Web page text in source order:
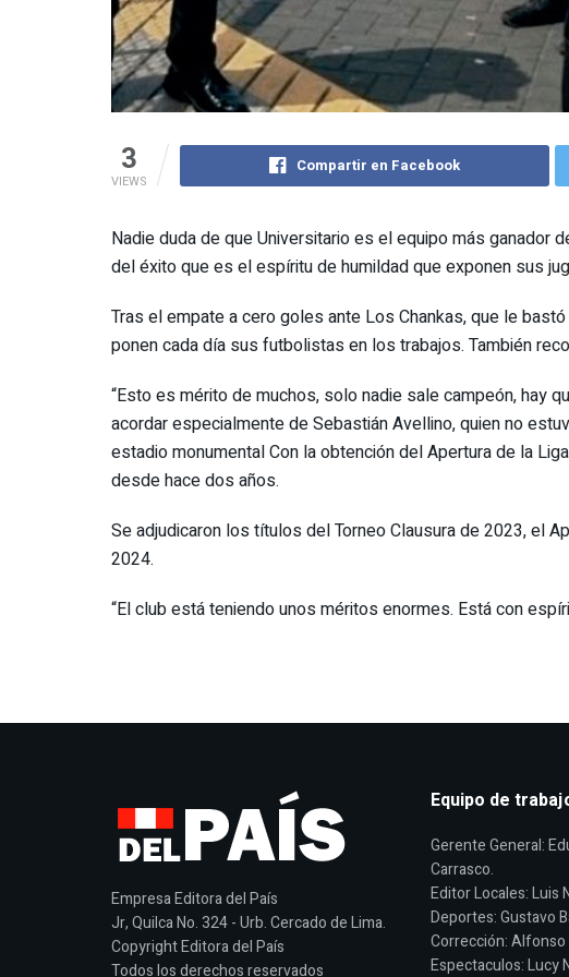
3
VIEWS
Compartir en Facebook
Nadie duda de que Universitario es el equipo más
del éxito que es el espíritu de humildad que exponen sus
Tras el empate a cero goles ante Los Chankas, que le
ponen cada día sus futbolistas en los trabajos. También
“Esto es mérito de muchos, solo nadie sale campeón, hay
acordar especialmente de Sebastián Avellino, quien no
estadio monumental Con la obtención del Apertura de la
desde hace dos años.
Se adjudicaron los títulos del Torneo Clausura de 2023, el
2024.
“El club está teniendo unos méritos enormes. Está con
Empresa Editora del País
Jr, Quilca No. 324 - Urb. Cercado de Lima.
Copyright Editora del País
Todos los derechos reservados
Equipo de
Gerente General:
Carrasco.
Editor Locales: Luis
Deportes: Gustavo
Corrección: Alfonso
Espectaculos: Lucy